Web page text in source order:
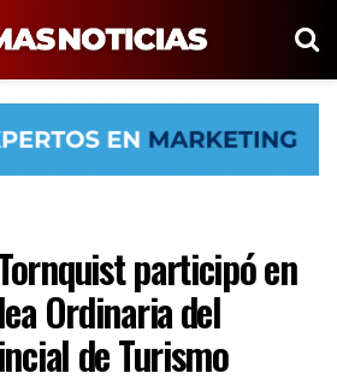
participó en
Ordinaria del
de Turismo